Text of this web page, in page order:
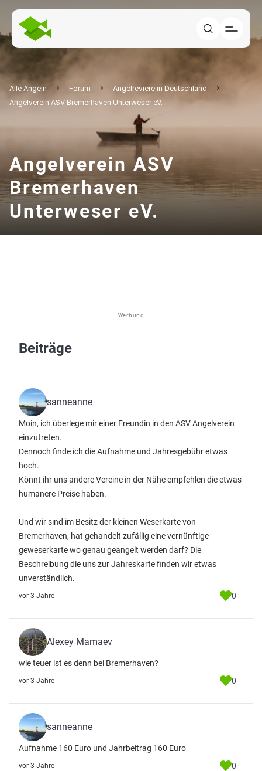
Alle Angeln Forum
Angelreviere in Deutschland
Angelverein ASV Bremerhaven Unterweser eV.
Angelverein ASV
Bremerhaven
Unterweser eV.
Werbung
Beiträge
sanneanne
Moin, ich überlege mir einer Freundin in den ASV Angelverein
einzutreten.
Dennoch finde ich die Aufnahme und Jahresgebühr etwas
hoch.
Könnt ihr uns andere Vereine in der Nähe empfehlen die etwas
humanere Preise haben.
Und wir sind im Besitz der kleinen Weserkarte von
Bremerhaven, hat gehandelt zufällig eine vernünftige
geweserkarte wo genau geangelt werden darf? Die
Beschreibung die uns zur Jahreskarte finden wir etwas
unverständlich.
vor 3 Jahre 0
Alexey Mamaev
wie teuer ist es denn bei Bremerhaven?
vor 3 Jahre 0
sanneanne
Aufnahme 160 Euro und Jahrbeitrag 160 Euro
vor 3 Jahre 0